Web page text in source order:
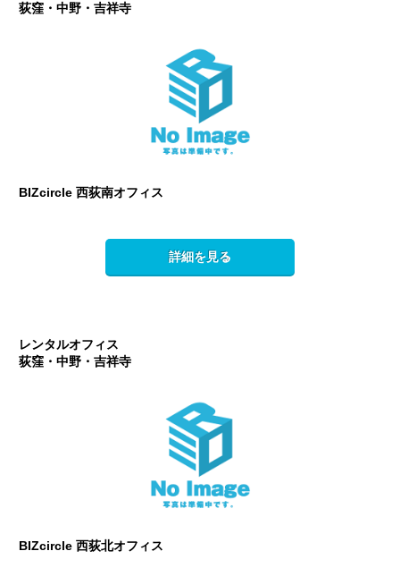
荻窪・中野・吉祥寺
BIZcircle 西荻南オフィス
詳細を見る
レンタルオフィス
荻窪・中野・吉祥寺
BIZcircle 西荻北オフィス